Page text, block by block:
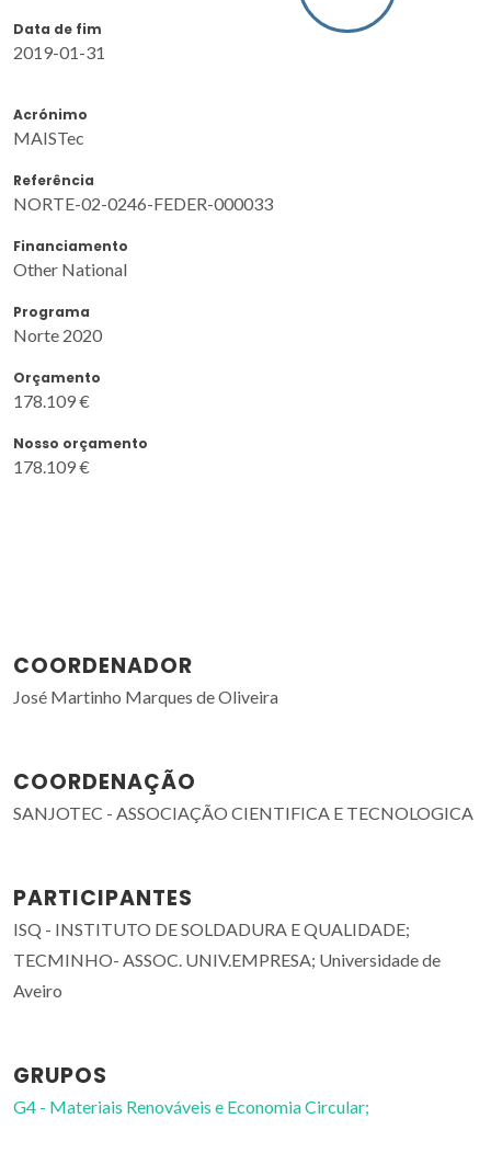
Data de fim
2019-01-31
Acrónimo
MAISTec
Referência
NORTE-02-0246-FEDER-000033
Financiamento
Other National
Programa
Norte 2020
Orçamento
178.109 €
Nosso orçamento
178.109 €
COORDENADOR
José Martinho Marques de Oliveira
COORDENAÇÃO
SANJOTEC - ASSOCIAÇÃO CIENTIFICA E TECNOLOGICA
PARTICIPANTES
ISQ - INSTITUTO DE SOLDADURA E QUALIDADE;
TECMINHO- ASSOC. UNIV.EMPRESA; Universidade de
Aveiro
GRUPOS
G4 - Materiais Renováveis e Economia Circular;